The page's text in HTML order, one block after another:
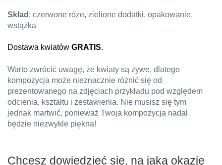
Skład : czerwone róże, zielione dodatki, opakowanie,
wstążka
Dostawa kwiatów GRATIS.
Warto zwrócić uwagę, że kwiaty są żywe, dlatego
kompozycja może nieznacznie różnić się od
prezentowanego na zdjęciach przykładu pod względem
odcienia, kształtu i zestawienia. Nie musisz się tym
jednak martwić, ponieważ Twoja kompozycja nadal
będzie niezwykle piękna!
Chcesz dowiedzieć się, na jaką okazję